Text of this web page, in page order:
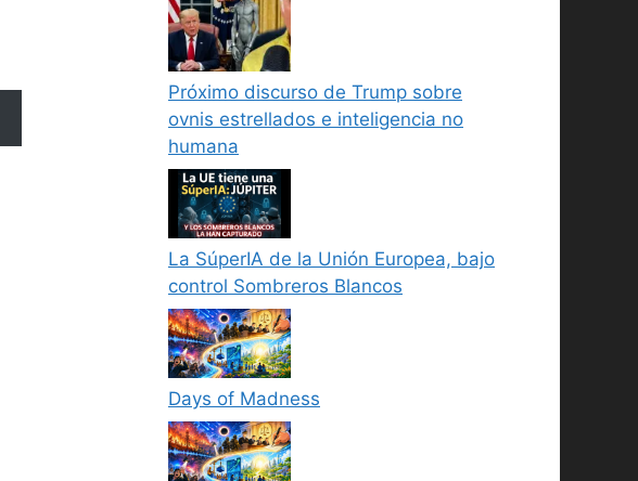
Próximo discurso de Trump sobre
ovnis estrellados e inteligencia no
humana
La SúperIA de la Unión Europea, bajo
control Sombreros Blancos
Days of Madness